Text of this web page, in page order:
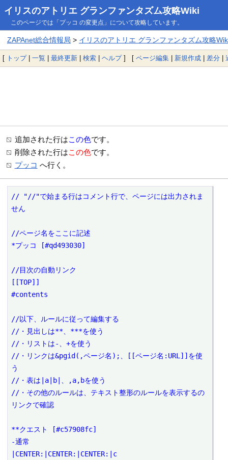
イリスのアトリエ グランファンタズム攻略Wiki
このページでは「プッコ の変更点」について攻略しています。
ZAPAnet総合情報局 > イリスのアトリエ グランファンタズム攻略
[ トップ| 一覧 | 最終更新 | 検索 | ヘルプ] [ ページ編集 | 新規作成 | 差分 |
追加された行はこの色です。
削除された行はこの色です。
プッコ へ行く。
// "//"で始まる行はコメント行で、ページには出力されま
せん
//ページ名をここに記述
*プッコ [#qd493030]
//目次の自動リンク
[[TOP]]
#contents
//以下、ルールに従って編集する
//・見出しは**、***を使う
//・リストは-、+を使う
//・リンクは&pgid(,ページ名);、[[ページ名:URL]]を使
う
//・表は|a|b|、,a,bを使う
//・その他のルールは、テキスト整形のルールを表示するの
リンクで確認
**クエスト [#c57908fc]
-通常
|CENTER:|CENTER:|CENTER:|c